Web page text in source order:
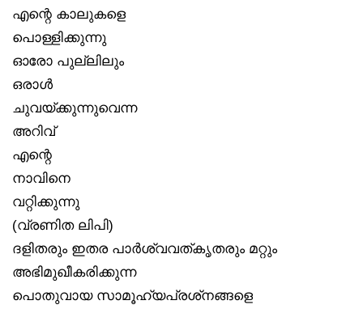
എന്റെ കാലുകളെ
പൊള്ളിക്കുന്നു
ഓരോ പുല്ലിലും
ഒരാൾ
ചുവയ്ക്കുന്നുവെന്ന
അറിവ്
എന്റെ
നാവിനെ
വറ്റിക്കുന്നു
(വ്രണിത ലിപി)
ദളിതരും ഇതര പാർശ്വവത്കൃതരും മറ്റും
അഭിമുഖീകരിക്കുന്ന
പൊതുവായ സാമൂഹ്യപ്രശ്‌നങ്ങളെ